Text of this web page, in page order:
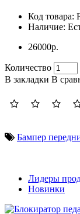
Код товара:
Наличие:
26000р.
Количество
В закладки В
Бампер
Лидеры
Новинки